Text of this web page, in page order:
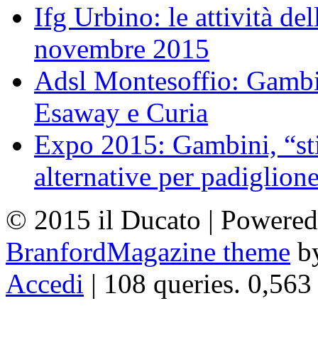
Ifg Urbino: le attività
novembre 2015
Adsl Montesoffio:
Esaway e Curia
Expo 2015: Gambini,
alternative per
© 2015 il Ducato |
BranfordMagazine theme
Accedi | 108 queries. 0,563